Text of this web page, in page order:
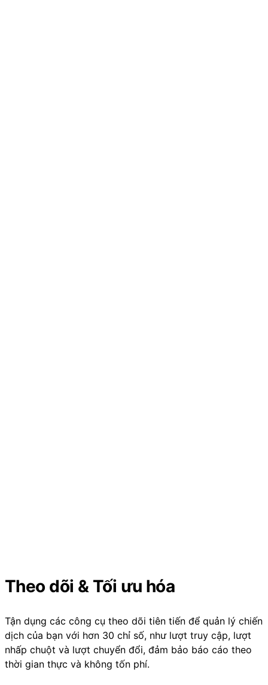
Theo dõi & Tối ưu hóa
Tận dụng các công cụ theo dõi tiên tiến để quản lý chiến
dịch của bạn với hơn 30 chỉ số, như lượt truy cập, lượt
nhấp chuột và lượt chuyển đổi, đảm bảo báo cáo theo
thời gian thực và không tốn phí.